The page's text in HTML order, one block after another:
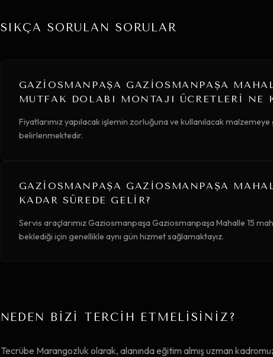
SIKÇA SORULAN SORULAR
GAZIOSMANPAŞA GAZIOSMANPAŞA
MUTFAK DOLABI MONTAJI ÜCRETLERI NE
Fiyatlarımız yapılacak işlemin zorluğuna ve kullanılacak
belirlenmektedir.
GAZIOSMANPAŞA GAZIOSMANPAŞA
KADAR SÜREDE GELIR?
Servis araçlarımız Gaziosmanpaşa Gaziosmanpaşa Mahalle 15
beklediği için genellikle aynı gün hizmet sağlamaktayız.
NEDEN BİZİ TERCİH ETMELİSİNİZ?
Tecrübe Marangozluk olarak, alanında eğitim almış uzman